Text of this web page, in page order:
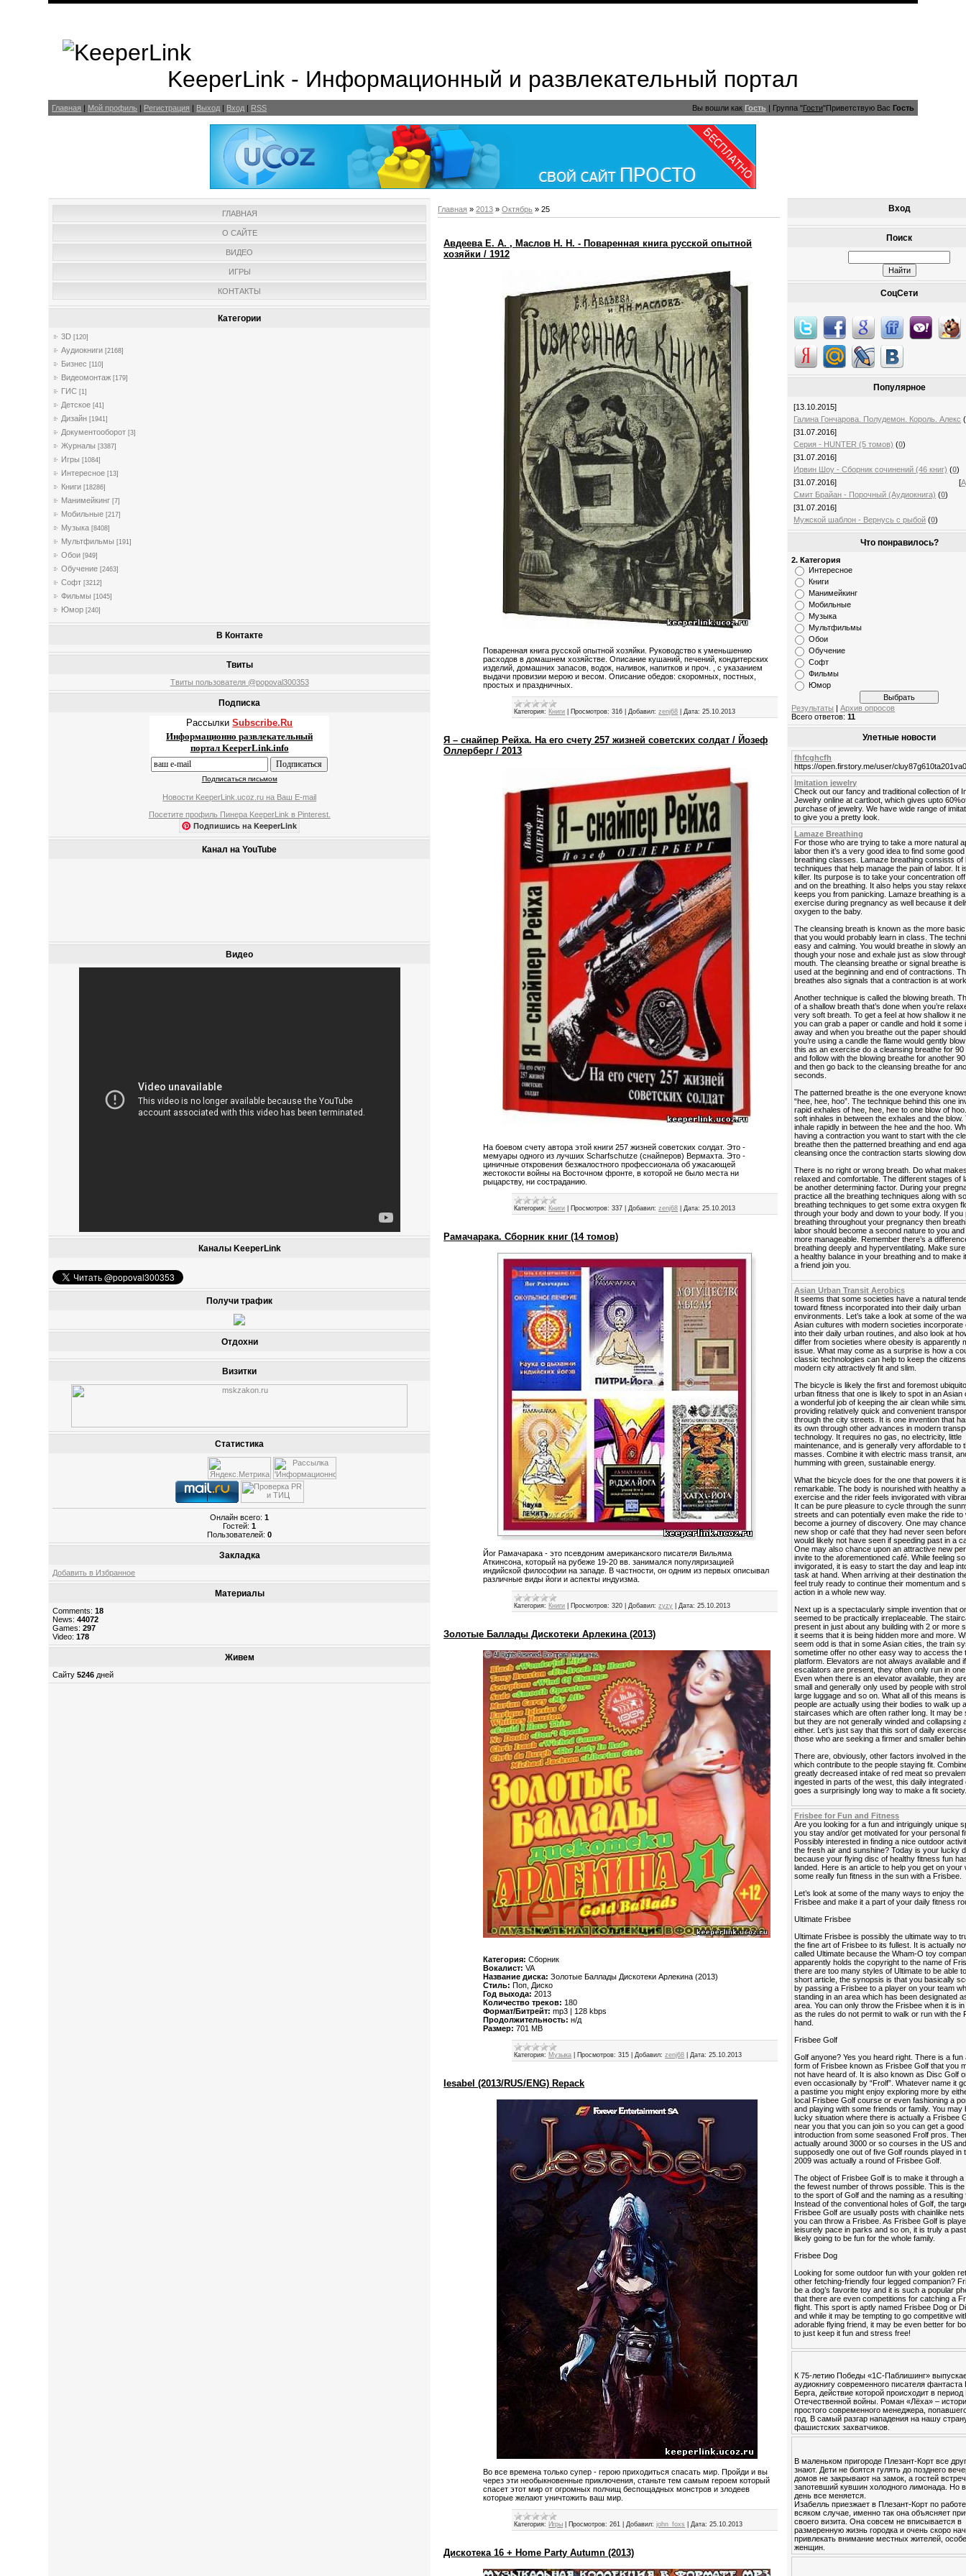
KeeperLink - Информационный и развлекательный портал
Главная | Мой профиль | Регистрация | Выход | Вход | RSS Вы вошли как Гость | Группа"Гости"Приветствую Вас Гость
ГЛАВНАЯ
О САЙТЕ
ВИДЕО
ИГРЫ
КОНТАКТЫ
Категории
3D [120]
Аудиокниги [2168]
Бизнес [110]
Видеомонтаж [179]
ГИС [1]
Детское [41]
Дизайн [1941]
Документооборот [3]
Журналы [3387]
Игры [1084]
Интересное [13]
Книги [18286]
Манимейкинг [7]
Мобильные [217]
Музыка [8408]
Мультфильмы [191]
Обои [949]
Обучение [2463]
Софт [3212]
Фильмы [1045]
Юмор [240]
В Контакте
Твиты
Твиты пользователя @popoval300353
Подписка
РассылкиSubscribe.Ru
Информационно развлекательный
портал KeeperLink.info
Подписаться письмом
Новости KeeperLink.ucoz.ru на Ваш E-mail
Посетите профиль Пинера KeeperLink в Pinterest.
Подпишись на KeeperLink
Канал на YouTube
Видео
Каналы KeeperLink
Получи трафик
Отдохни
Визитки
Статистика
Онлайн всего:1
Гостей:1
Пользователей:0
Закладка
Добавить в Избранное
Материалы
Comments:18
News:44072
Games:297
Video:178
Живем
Сайту5246 дней
Главная »2013 » Октябрь » 25
Авдеева Е. А. , Маслов Н. Н. - Поваренная книга русской опытной
хозяйки / 1912
Поваренная книга русской опытной хозяйки. Руководство к уменьшению
расходов в домашнем хозяйстве. Описание кушаний, печений, кондитерских
изделий, домашних запасов, водок, наливок, напитков и проч. , с указанием
выдачи провизии мерою и весом. Описание обедов: скоромных, постных,
простых и праздничных.
Категория: Книги Просмотров: 316 |Добавил: zenj68 |Дата: 25.10.2013
Я – снайпер Рейха. На его счету 257 жизней советских солдат / Йозеф
Оллерберг / 2013
На боевом счету автора этой книги 257 жизней советских солдат. Это -
мемуары одного из лучших Scharfschutze (снайперов) Вермахта. Это -
циничные откровения безжалостного профессионала об ужасающей
жестокости войны на Восточном фронте, в которой не было места ни
рыцарству, ни состраданию.
Категория: Книги Просмотров: 337 |Добавил: zenj68 |Дата: 25.10.2013
Рамачарака. Сборник книг (14 томов)
Йог Рамачарака - это псевдоним американского писателя Вильяма
Аткинсона, который на рубеже 19-20 вв. занимался популяризацией
индийской философии на западе. В частности, он одним из первых описывал
различные виды йоги и аспекты индуизма.
Категория: Книги Просмотров: 320 |Добавил: zyzy |Дата: 25.10.2013
Золотые Баллады Дискотеки Арлекина (2013)
Категория:Сборник
Вокалист:VA
Название диска: Золотые Баллады Дискотеки Арлекина (2013)
Стиль: Поп, Диско
Год выхода:2013
Количество треков: 180
Формат/Битрейт: mp3 | 128 kbps
Продолжительность: н/д
Размер: 701 MB
Категория: Музыка Просмотров: 315 |Добавил: zenj68 |Дата: 25.10.2013
Iesabel (2013/RUS/ENG) Repack
Во все времена только супер - герою приходиться спасать мир. Пройди и вы
через эти необыкновенные приключения, станьте тем самым героем который
спасет этот мир от огромных полчищ беспощадных монстров и злодеев
которые желают уничтожить ваш мир.
Категория: Игры Просмотров: 261 |Добавил: john_foxs |Дата: 25.10.2013
Дискотека 16 + Home Party Autumn (2013)
Вход
Поиск
СоцСети
Популярное
[13.10.2015]
Галина Гончарова. Полудемон. Король. Алекс (
[31.07.2016]
Серия - HUNTER (5 томов) (0)
[31.07.2016]
Ирвин Шоу - Сборник сочинений (46 книг) (0)
[31.07.2016]
[
Смит Брайан - Порочный (Аудиокнига) (0)
[31.07.2016]
Мужской шаблон - Вернусь с рыбой (0)
Что понравилось?
2. Категория
Интересное
Книги
Манимейкинг
Мобильные
Музыка
Мультфильмы
Обои
Обучение
Софт
Фильмы
Юмор
Результаты |Архив опросов
Всего ответов:11
Улетные новости
fhfcghcfh
https://open.firstory.me/user/
Imitation jewelry
Check out our fancy and traditional collection of
Jewelry online at cartloot, which gives upto
purchase of jewelry. We have wide range of
to give you a pretty look.
Lamaze Breathing
For those who are trying to take a more natural
labor then it’s a very good idea to find some
breathing classes. Lamaze breathing consists of
techniques that help manage the pain of labor. It
killer. Its purpose is to take your concentration
and on the breathing. It also helps you stay
keeps you from panicking. Lamaze breathing is
exercise during pregnancy as well because it
oxygen to the baby.
The cleansing breath is known as the more
that you would probably learn in class. The
easy and calming. You would breathe in slowly
though your nose and exhale just as slow
mouth. The cleansing breathe or signal breathe
used at the beginning and end of contractions.
breathes also signals that a contraction is at
Another technique is called the blowing breath.
of a shallow breath that’s done when you’re
very soft breath. To get a feel at how shallow it
you can grab a paper or candle and hold it some
away and when you breathe out the paper
you’re using a candle the flame would gently
this as an exercise do a cleansing breathe for
and follow with the blowing breathe for another
and then go back to the cleansing breathe for
seconds.
The patterned breathe is the one everyone
“hee, hee, hoo”. The technique behind this one
rapid exhales of hee, hee, hee to one blow of
soft inhales in between the exhales and the blow.
inhale rapidly in between the hee and the hoo.
having a contraction you want to start with the
breathe then the patterned breathing and end
cleansing once the contraction starts slowing
There is no right or wrong breath. Do what
relaxed and comfortable. The different stages of
be another determining factor. During your
practice all the breathing techniques along with
breathing techniques to get some extra oxygen
through your body and down to your body. If you
breathing throughout your pregnancy then
labor should become a second nature to you and
more manageable. Remember there’s a
breathing deeply and hyperventilating. Make
a healthy balance in your breathing and to make
a friend join you.
Asian Urban Transit Aerobics
It seems that some societies have a natural
toward fitness incorporated into their daily urban
environments. Let’s take a look at some of the
Asian cultures with modern societies incorporate
into their daily urban routines, and also look at
differ from societies where obesity is apparently
issue. What may come as a surprise is how a
classic technologies can help to keep the
modern city attractively fit and slim.
The bicycle is likely the first and foremost
urban fitness that one is likely to spot in an Asian
a wonderful job of keeping the air clean while
providing relatively quick and convenient
through the city streets. It is one invention that
its own through other advances in modern
technology. It requires no gas, no electricity, little
maintenance, and is generally very affordable to
masses. Combine it with electric mass transit,
humming with green, sustainable energy.
What the bicycle does for the one that powers it
remarkable. The body is nourished with healthy
exercise and the rider feels invigorated with
It can be pure pleasure to cycle through the
streets and can potentially even make the ride to
become a journey of discovery. One may
new shop or café that they had never seen
would likely not have seen if speeding past in a
One may also chance upon an attractive new
invite to the aforementioned café. While feeling so
invigorated, it is easy to start the day and leap
task at hand. When arriving at their destination
feel truly ready to continue their momentum and
action in a whole new way.
Next up is a spectacularly simple invention that
seemed to be practically irreplaceable. The
present in just about any building with 2 or more
it seems that it is being hidden more and more.
seem odd is that in some Asian cities, the train
sometime offer no other easy way to access the
platform. Elevators are not always available and if
escalators are present, they often only run in
Even when there is an elevator available, they
small and generally only used by people with
large luggage and so on. What all of this means
people are actually using their bodies to walk up
staircases which are often rather long. It may be
but they are not generally winded and collapsing
either. Let’s just say that this sort of daily
those who are seeking a firmer and smaller
There are, obviously, other factors involved in
which contribute to the people staying fit.
greatly decreased intake of red meat so
ingested in parts of the west, this daily integrated
goes a surprisingly long way to make a fit
Frisbee for Fun and Fitness
Are you looking for a fun and intriguingly unique
you stay and/or get motivated for your personal
Possibly interested in finding a nice outdoor
the fresh air and sunshine? Today is your lucky
because your flying disc of healthy fitness fun
landed. Here is an article to help you get on your
some really fun fitness in the sun with a Frisbee.
Let’s look at some of the many ways to enjoy the
Frisbee and make it a part of your daily fitness
Ultimate Frisbee
Ultimate Frisbee is possibly the ultimate way to
the fine art of Frisbee to its fullest. It is actually
called Ultimate because the Wham-O toy
apparently holds the copyright to the name of
there are too many styles of Ultimate to be able
short article, the synopsis is that you basically
by passing a Frisbee to a player on your team
standing in an area which has been designated
area. You can only throw the Frisbee when it is
as the rules do not permit to walk or run with the
hand.
Frisbee Golf
Golf anyone? Yes you heard right. There is a fun
form of Frisbee known as Frisbee Golf that you
not have heard of. It is also known as Disc Golf
even occasionally by “Frolf”. Whatever name it
a pastime you might enjoy exploring more by
local Frisbee Golf course or even fashioning a
and playing with some friends or family. You may
lucky situation where there is actually a Frisbee
near you that you can join so you can get a good
introduction from some seasoned Frolf pros.
actually around 3000 or so courses in the US
supposedly one out of five Golf rounds played in
2009 was actually a round of Frisbee Golf.
The object of Frisbee Golf is to make it through
the fewest number of throws possible. This is
to the sport of Golf and the naming as a resulting
Instead of the conventional holes of Golf, the
Frisbee Golf are usually posts with chainlike
you can throw a Frisbee. As Frisbee Golf is
leisurely pace in parks and so on, it is truly a
likely going to be fun for the whole family.
Frisbee Dog
Looking for some outdoor fun with your golden
other fetching-friendly four legged companion?
be a dog’s favorite toy and it is such a popular
that there are even competitions for catching a
flight. This sport is aptly named Frisbee Dog or
and while it may be tempting to go competitive
adorable flying friend, it may be even better for
to just keep it fun and stress free!
К 75-летию Победы «1С-Паблишинг»
аудиокнигу современного писателя фантаста
Берга, действие которой происходит в период
Отечественной войны. Роман «Лёха» –
простого современного менеджера,
год. В самый разгар нападения на нашу
фашистских захватчиков.
В маленьком пригороде Плезант-Корт все
знают. Дети не боятся гулять до позднего
домов не закрывают на замок, а гостей
запотевший кувшин холодного лимонада. Но
день все меняется.
Изабелль приезжает в Плезант-Корт по
всяком случае, именно так она объясняет
своего визита. Она совсем не вписывается в
размеренную жизнь городка и очень скоро
привлекать внимание местных жителей,
женщин.